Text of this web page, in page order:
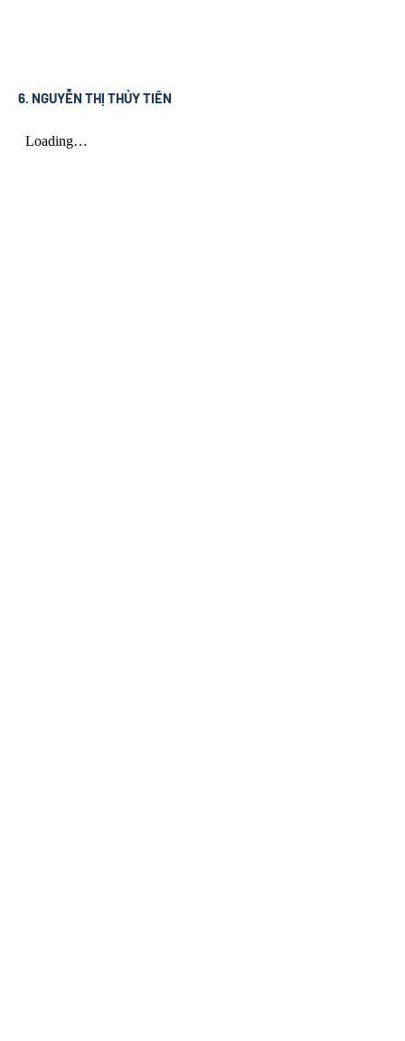
6. NGUYỄN THỊ THỦY TIÊN